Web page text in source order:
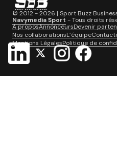
© 2012 - 2026 | Sport Buzz
Navymedia Sport - Tous droits
A proposAnnonceursDevenir
Nos collaborationsL’équipe
Mentions LégalesPolitique de